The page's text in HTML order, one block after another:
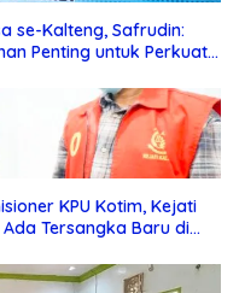
se-Kalteng, Safrudin:
Penting untuk Perkuat
KPU Kotim, Kejati
Tersangka Baru di